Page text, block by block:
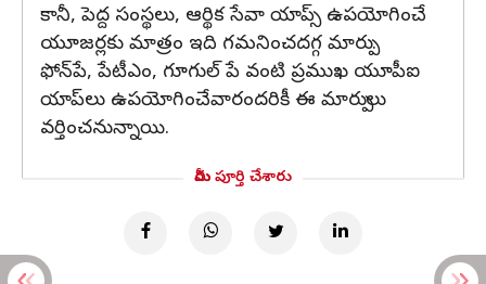
కానీ, పెద్ద సంస్థలు, ఆర్థిక సేవా యాప్స్ ఉపయోగించే
యూజర్లకు మాత్రం ఇది గమనించదగ్గ మార్పు.
ఫోన్‌పే, పేటీఎం, గూగుల్ పే వంటి ప్రముఖ యూపీఐ
యాప్‌లు ఉపయోగించేవారందరికీ ఈ మార్పులు
వర్తించనున్నాయి.
మీరు పూర్తి చేశారు